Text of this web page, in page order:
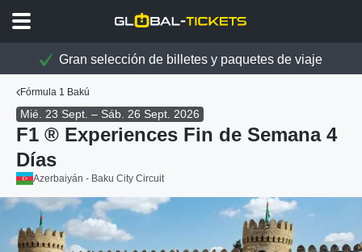
Gran selección de billetes y paquetes de viaje
Fórmula 1 Bakú
Mié. 23 Sept. – Sáb. 26 Sept. 2026
F1 ® Experiences Fin de Semana 4
Días
Azerbaiyán - Baku City Circuit